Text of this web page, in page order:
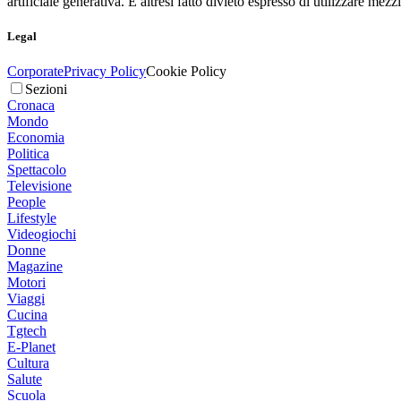
Legal
CorporatePrivacy PolicyCookie Policy
Sezioni
Cronaca
Mondo
Economia
Politica
Spettacolo
Televisione
People
Lifestyle
Videogiochi
Donne
Magazine
Motori
Viaggi
Cucina
Tgtech
E-Planet
Cultura
Salute
Scuola